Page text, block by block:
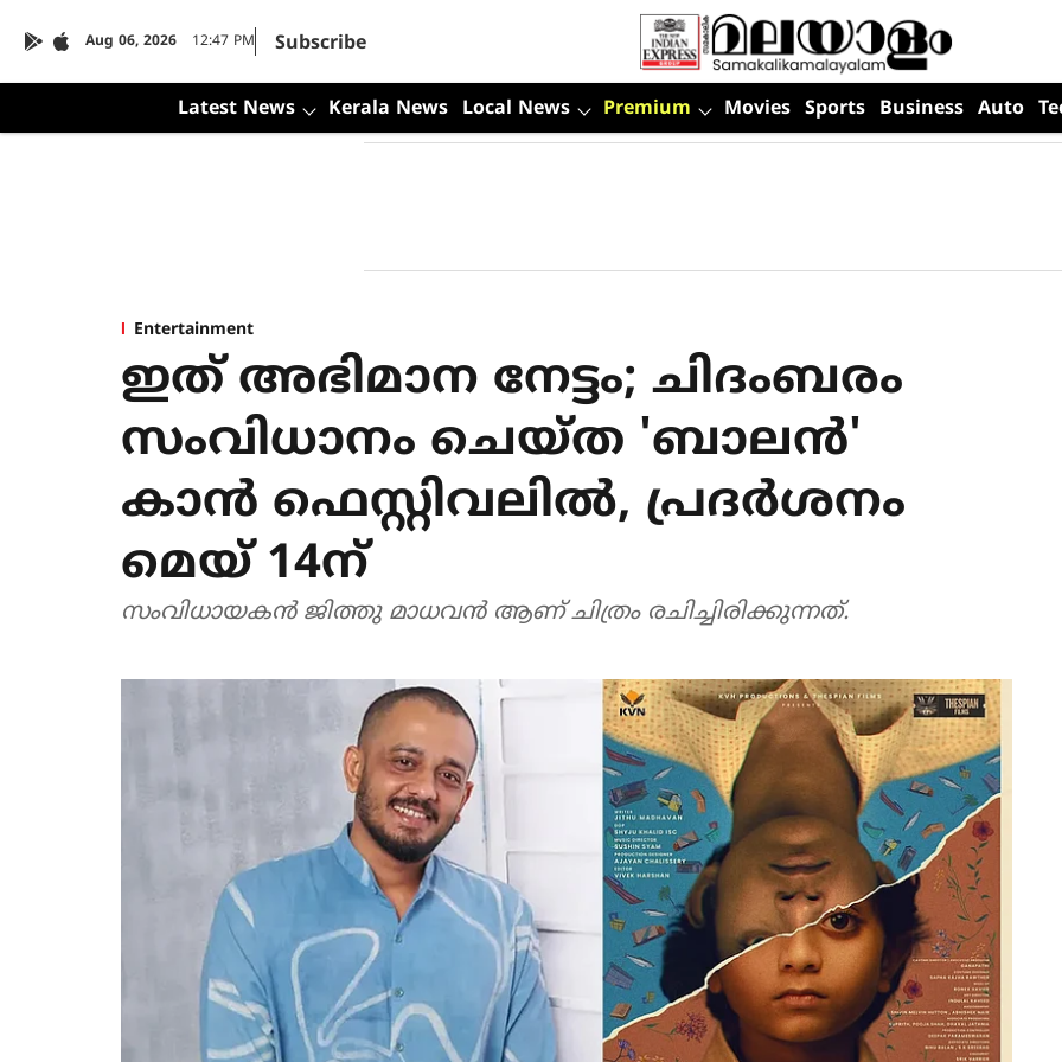
Aug 06, 2026 12:47 PM Subscribe
Latest News Kerala News Local News Premium Movies Sports Business Auto
Entertainment
ഇത് അഭിമാന നേട്ടം; ചിദംബരം
സംവിധാനം ചെയ്ത 'ബാലൻ'
കാൻ ഫെസ്റ്റിവലിൽ, പ്രദർശനം
മെയ് 14ന്
സംവിധായകൻ ജിത്തു മാധവൻ ആണ് ചിത്രം രചിച്ചിരിക്കുന്നത്.